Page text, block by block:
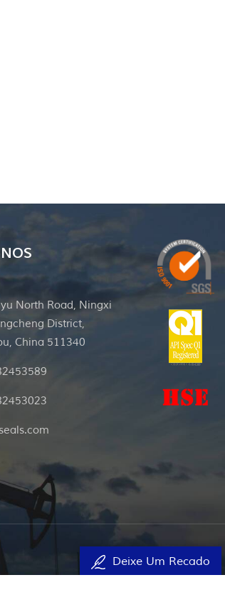
North Road, Ningxi
District,
China 511340
Deixe Um Recado